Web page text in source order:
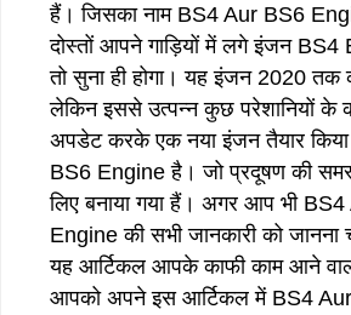
हैं। जिसका नाम BS4 Aur BS6
दोस्तों आपने गाड़ियों में लगे इंजन BS4
तो सुना ही होगा। यह इंजन 2020 तक
लेकिन इससे उत्पन्न कुछ परेशानियों के
अपडेट करके एक नया इंजन तैयार किया
BS6 Engine है। जो प्रदूषण की
लिए बनाया गया हैं। अगर आप भी
Engine की सभी जानकारी को जानना
यह आर्टिकल आपके काफी काम आने
आपको अपने इस आर्टिकल में BS4